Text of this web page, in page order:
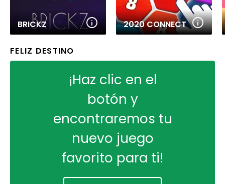
BRICKZ 2020 CONNECT
FELIZ DESTINO
¡Haz clic en el
botón y
encontraremos tu
nuevo juego
favorito para ti!